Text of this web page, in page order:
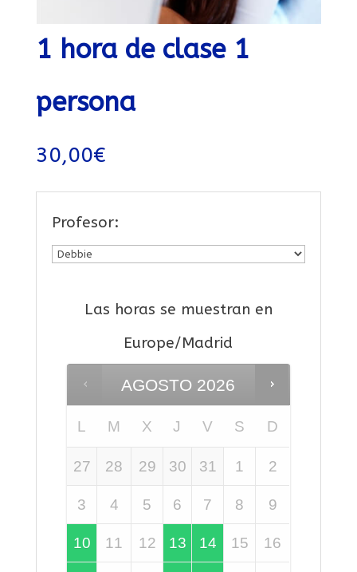
1 hora de clase 1
persona
30,00€
Profesor:
Las horas se muestran en
Europe/Madrid
AGOSTO 2026
L M X J V S D
27 28 29 30 31 1 2
3 4 5 6 7 8 9
10 11 12 13 14 15 16